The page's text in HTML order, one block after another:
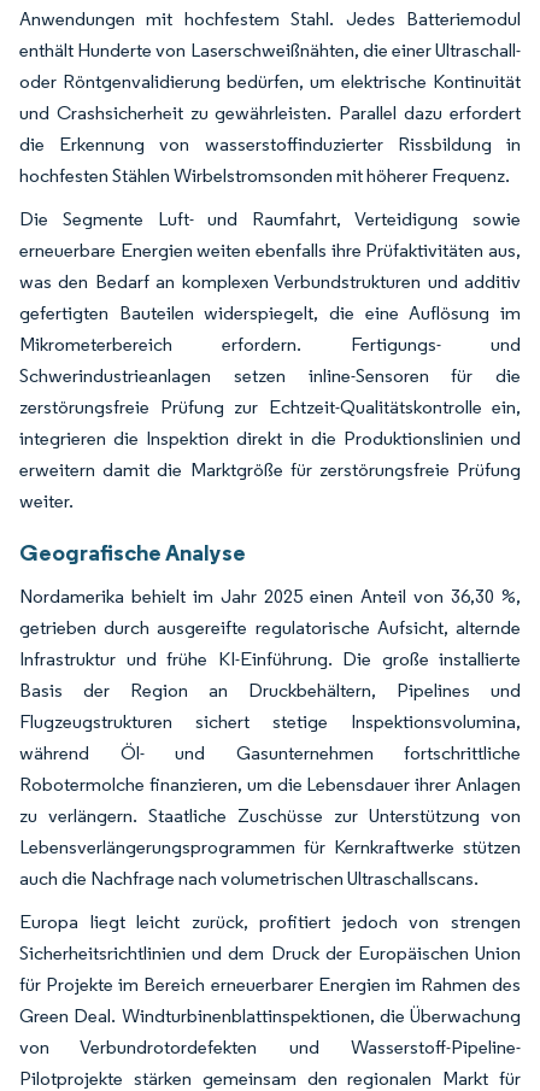
Anwendungen mit hochfestem Stahl. Jedes Batteriemodul
enthält Hunderte von Laserschweißnähten, die einer Ultraschall-
oder Röntgenvalidierung bedürfen, um elektrische Kontinuität
und Crashsicherheit zu gewährleisten. Parallel dazu erfordert
die Erkennung von wasserstoffinduzierter Rissbildung in
hochfesten Stählen Wirbelstromsonden mit höherer Frequenz.
Die Segmente Luft- und Raumfahrt, Verteidigung sowie
erneuerbare Energien weiten ebenfalls ihre Prüfaktivitäten aus,
was den Bedarf an komplexen Verbundstrukturen und additiv
gefertigten Bauteilen widerspiegelt, die eine Auflösung im
Mikrometerbereich erfordern. Fertigungs- und
Schwerindustrieanlagen setzen inline-Sensoren für die
zerstörungsfreie Prüfung zur Echtzeit-Qualitätskontrolle ein,
integrieren die Inspektion direkt in die Produktionslinien und
erweitern damit die Marktgröße für zerstörungsfreie Prüfung
weiter.
Geografische Analyse
Nordamerika behielt im Jahr 2025 einen Anteil von 36,30 %,
getrieben durch ausgereifte regulatorische Aufsicht, alternde
Infrastruktur und frühe KI-Einführung. Die große installierte
Basis der Region an Druckbehältern, Pipelines und
Flugzeugstrukturen sichert stetige Inspektionsvolumina,
während Öl- und Gasunternehmen fortschrittliche
Robotermolche finanzieren, um die Lebensdauer ihrer Anlagen
zu verlängern. Staatliche Zuschüsse zur Unterstützung von
Lebensverlängerungsprogrammen für Kernkraftwerke stützen
auch die Nachfrage nach volumetrischen Ultraschallscans.
Europa liegt leicht zurück, profitiert jedoch von strengen
Sicherheitsrichtlinien und dem Druck der Europäischen Union
für Projekte im Bereich erneuerbarer Energien im Rahmen des
Green Deal. Windturbinenblattinspektionen, die Überwachung
von Verbundrotordefekten und Wasserstoff-Pipeline-
Pilotprojekte stärken gemeinsam den regionalen Markt für